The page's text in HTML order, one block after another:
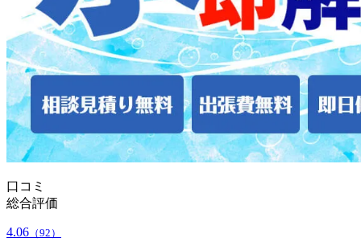
口コミ
総合評価
4.06 （92）